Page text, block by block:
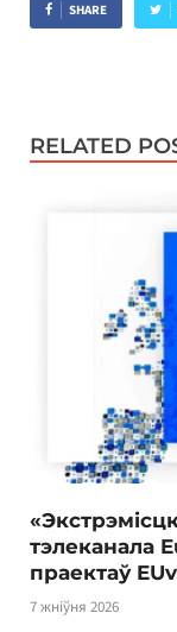
SHARE
RELATED
тэлеканала
праектаў
7 жніўня 2026